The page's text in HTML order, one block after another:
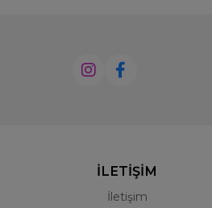
İLETİŞİM
İletişim